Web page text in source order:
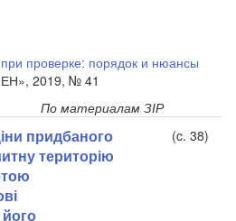
проверке: порядок и нюансы
2019, № 41
По материалам ЗІР
придбаного
територію
його
(c. 38)